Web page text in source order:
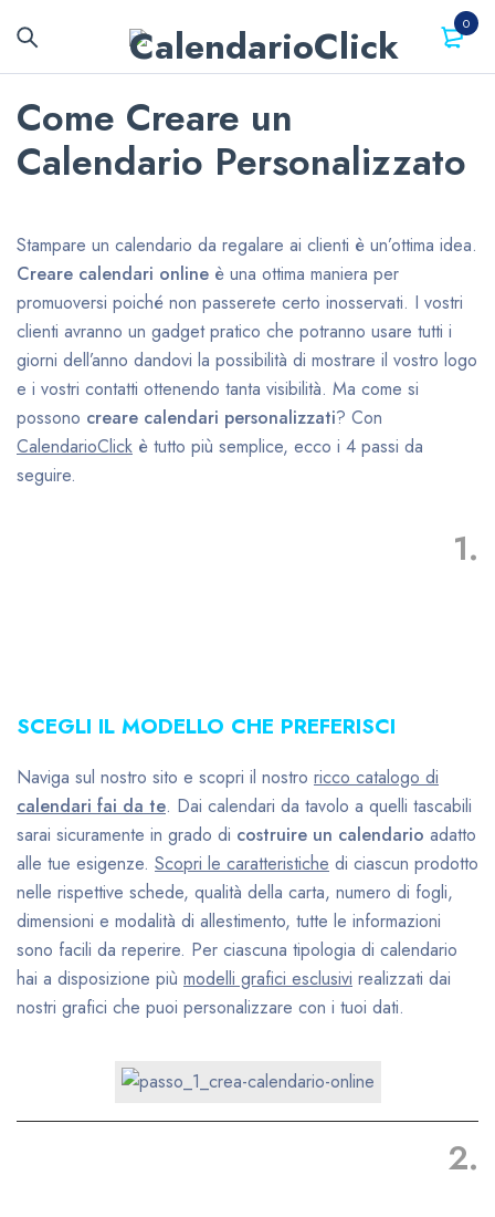
0
Come Creare un
Calendario Personalizzato
Stampare un calendario da regalare ai clienti è un’ottima idea.
Creare calendari online è una ottima maniera per
promuoversi poiché non passerete certo inosservati. I vostri
clienti avranno un gadget pratico che potranno usare tutti i
giorni dell’anno dandovi la possibilità di mostrare il vostro logo
e i vostri contatti ottenendo tanta visibilità. Ma come si
possono creare calendari personalizzati? Con
CalendarioClick è tutto più semplice, ecco i 4 passi da
seguire.
1.
SCEGLI IL MODELLO CHE PREFERISCI
Naviga sul nostro sito e scopri il nostro ricco catalogo di
calendari fai da te. Dai calendari da tavolo a quelli tascabili
sarai sicuramente in grado di costruire un calendario adatto
alle tue esigenze. Scopri le caratteristiche di ciascun prodotto
nelle rispettive schede, qualità della carta, numero di fogli,
dimensioni e modalità di allestimento, tutte le informazioni
sono facili da reperire. Per ciascuna tipologia di calendario
hai a disposizione più modelli grafici esclusivi realizzati dai
nostri grafici che puoi personalizzare con i tuoi dati.
2.